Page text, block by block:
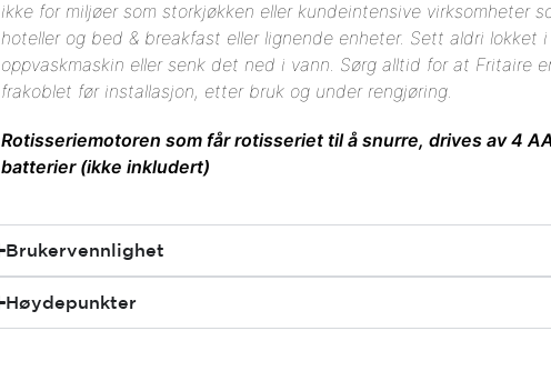
ikke for miljøer som storkjøkken eller kundeintensive virksomheter
hoteller og bed & breakfast eller lignende enheter. Sett aldri lokket i
oppvaskmaskin eller senk det ned i vann. Sørg alltid for at Fritaire
frakoblet før installasjon, etter bruk og under rengjøring.
Rotisseriemotoren som får rotisseriet til å snurre, drives av 4
batterier (ikke inkludert)
Brukervennlighet
Høydepunkter